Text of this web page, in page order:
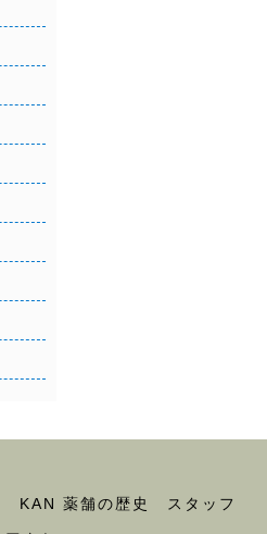
KAN 薬舗の歴史
スタッフ